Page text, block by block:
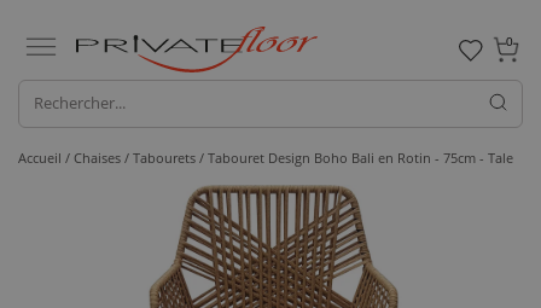
0
Accueil / Chaises / Tabourets / Tabouret Design Boho Bali en Rotin - 75cm - Tale